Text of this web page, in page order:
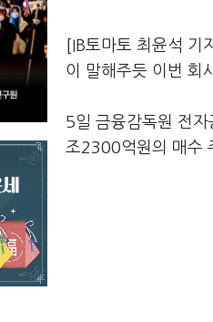
[IB토마토 최윤석 기
이 말해주듯 이번 회
5일 금융감독원 전
조2300억원의 매수